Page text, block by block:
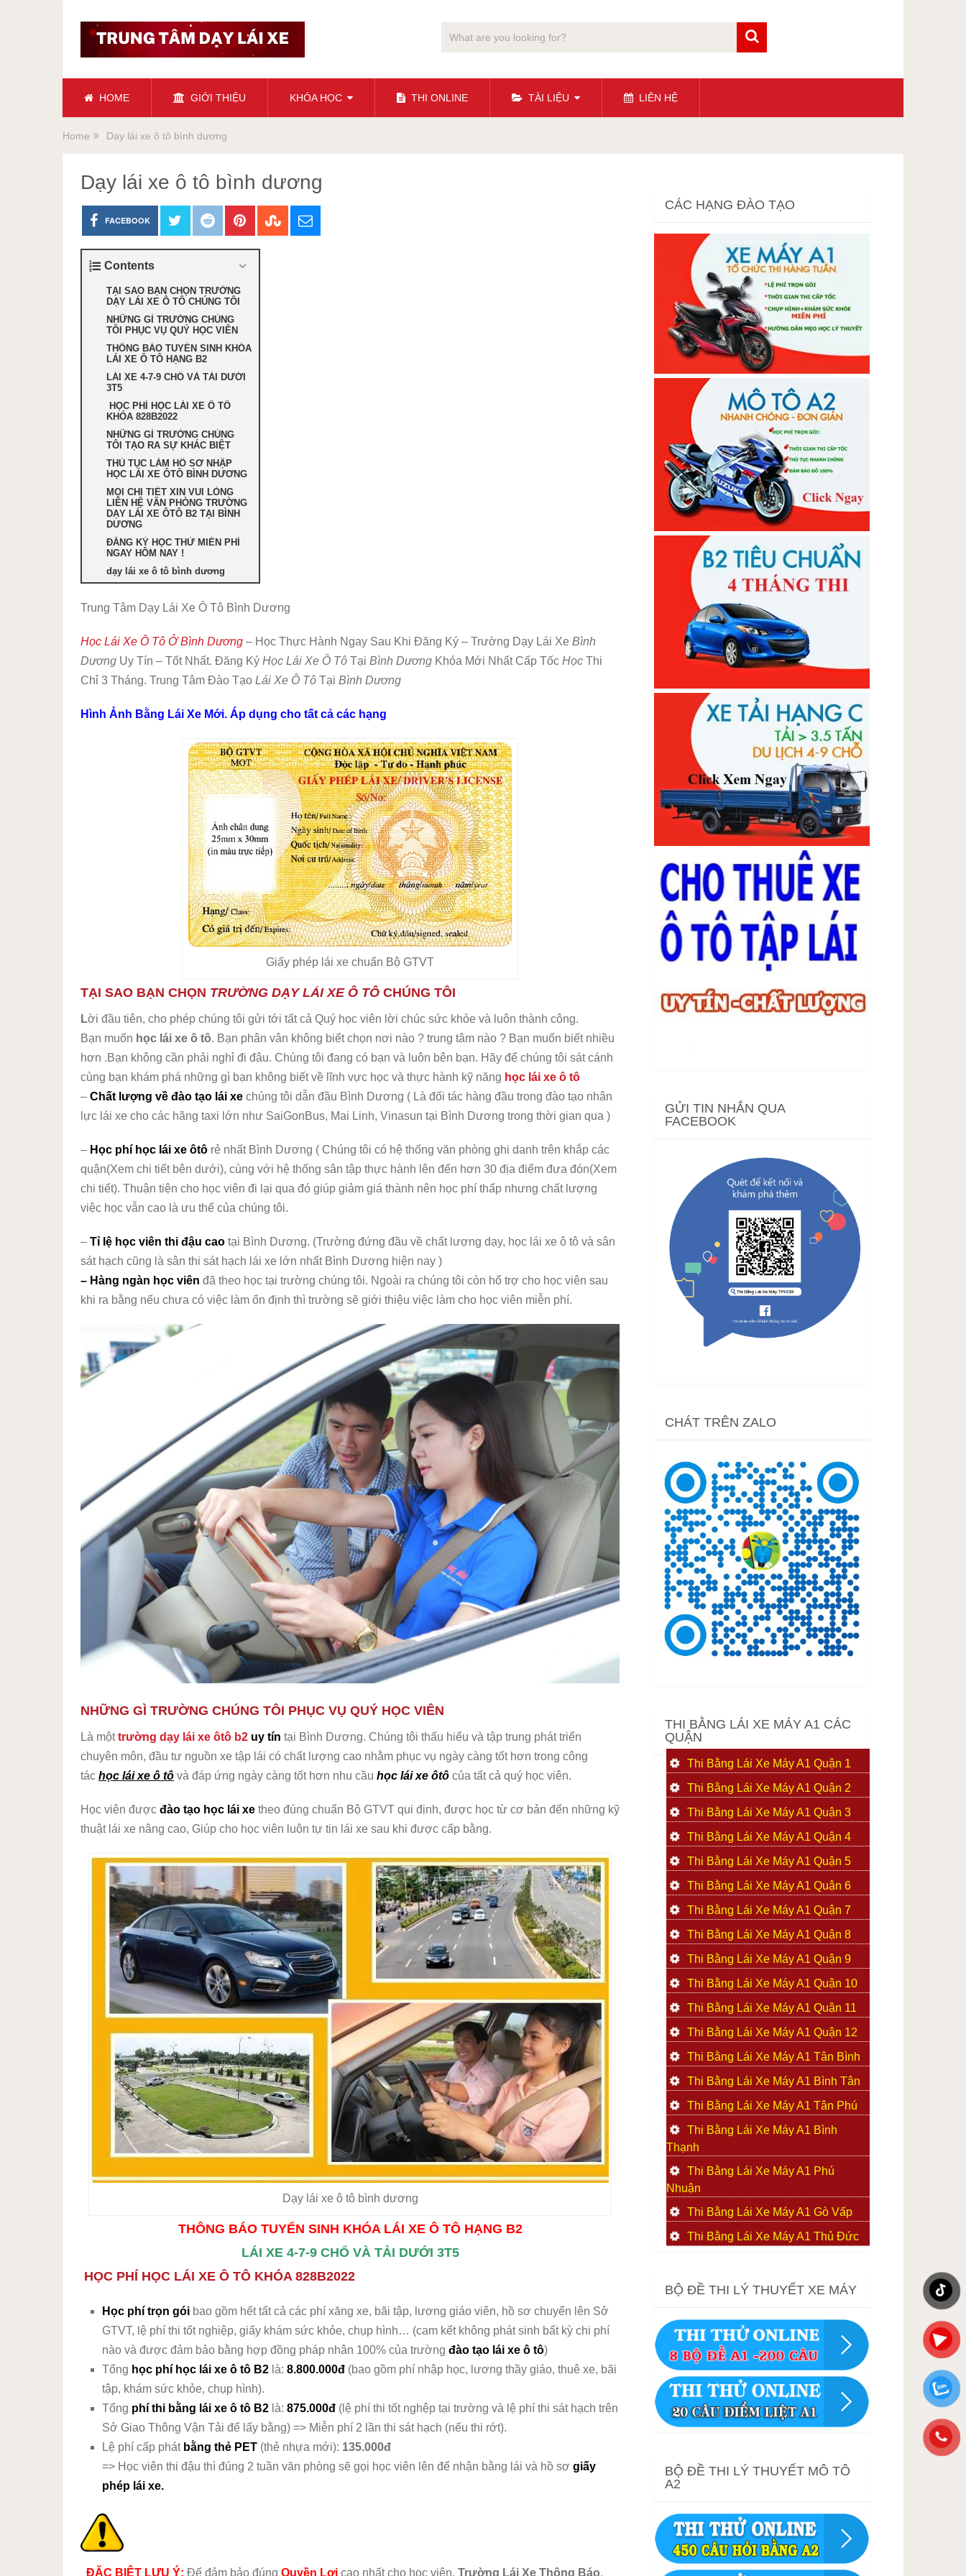
HOME GIỚI THIỆU KHÓA HỌC THI ONLINE TÀI LIỆU LIÊN HỆ
Home Dạy lái xe ô tô bình dương
Dạy lái xe ô tô bình dương
FACEBOOK
Contents
TẠI SAO BẠN CHỌN TRƯỜNG
DẠY LÁI XE Ô TÔ CHÚNG TÔI
NHỮNG GÌ TRƯỜNG CHÚNG
TÔI PHỤC VỤ QUÝ HỌC VIÊN
THÔNG BÁO TUYỂN SINH KHÓA
LÁI XE Ô TÔ HẠNG B2
LÁI XE 4-7-9 CHỔ VÀ TẢI DƯỚI
3T5
HỌC PHÍ HỌC LÁI XE Ô TÔ
KHÓA 828B2022
NHỮNG GÌ TRƯỜNG CHÚNG
TÔI TẠO RA SỰ KHÁC BIỆT
THỦ TỤC LÀM HỒ SƠ NHẬP
HỌC LÁI XE ÔTÔ BÌNH DƯƠNG
MỌI CHI TIẾT XIN VUI LÒNG
LIÊN HỆ VĂN PHÒNG TRƯỜNG
DẠY LÁI XE ÔTÔ B2 TẠI BÌNH
DƯƠNG
ĐĂNG KÝ HỌC THỬ MIỄN PHÍ
NGAY HÔM NAY !
dạy lái xe ô tô bình dương
Trung Tâm Dạy Lái Xe Ô Tô Bình Dương
Học Lái Xe Ô Tô Ở Bình Dương – Học Thực Hành Ngay Sau Khi Đăng Ký – Trường Dạy Lái Xe Bình
Dương Uy Tín – Tốt Nhất. Đăng Ký Học Lái Xe Ô Tô Tại Bình Dương Khóa Mới Nhất Cấp Tốc Học Thi
Chỉ 3 Tháng. Trung Tâm Đào Tạo Lái Xe Ô Tô Tại Bình Dương
Hình Ảnh Bằng Lái Xe Mới. Áp dụng cho tất cả các hạng
Giấy phép lái xe chuẩn Bộ GTVT
TẠI SAO BẠN CHỌN TRƯỜNG DẠY LÁI XE Ô TÔ CHÚNG TÔI
Lời đầu tiên, cho phép chúng tôi gửi tới tất cả Quý học viên lời chúc sức khỏe và luôn thành công.
Bạn muốn học lái xe ô tô. Bạn phân vân không biết chọn nơi nào ? trung tâm nào ? Bạn muốn biết nhiều
hơn .Bạn không cần phải nghỉ đi đâu. Chúng tôi đang có bạn và luôn bên bạn. Hãy để chúng tôi sát cánh
cùng bạn khám phá những gì bạn không biết về lĩnh vực học và thực hành kỹ năng học lái xe ô tô
– Chất lượng về đào tạo lái xe chúng tôi dẫn đầu Bình Dương ( Là đối tác hàng đầu trong đào tạo nhân
lực lái xe cho các hãng taxi lớn như SaiGonBus, Mai Linh, Vinasun tại Bình Dương trong thời gian qua )
– Học phí học lái xe ôtô rẻ nhất Bình Dương ( Chúng tôi có hệ thống văn phòng ghi danh trên khắp các
quận(Xem chi tiết bên dưới), cùng với hệ thống sân tập thực hành lên đến hơn 30 địa điểm đưa đón(Xem
chi tiết). Thuận tiện cho học viên đi lại qua đó giúp giảm giá thành nên học phí thấp nhưng chất lượng
việc học vẫn cao là ưu thế của chúng tôi.
– Tỉ lệ học viên thi đậu cao tại Bình Dương. (Trường đứng đầu về chất lượng dạy, học lái xe ô tô và sân
sát hạch cũng là sân thi sát hạch lái xe lớn nhất Bình Dương hiện nay )
– Hàng ngàn học viên đã theo học tại trường chúng tôi. Ngoài ra chúng tôi còn hổ trợ cho học viên sau
khi ra bằng nếu chưa có việc làm ổn định thì trường sẽ giới thiệu việc làm cho học viên miễn phí.
NHỮNG GÌ TRƯỜNG CHÚNG TÔI PHỤC VỤ QUÝ HỌC VIÊN
Là mộttrường dạy lái xe ôtô b2 uy tín tại Bình Dương. Chúng tôi thấu hiểu và tập trung phát triển
chuyên môn, đầu tư nguồn xe tập lái có chất lượng cao nhằm phục vụ ngày càng tốt hơn trong công
tác học lái xe ô tô và đáp ứng ngày càng tốt hơn nhu cầu học lái xe ôtô của tất cả quý học viên.
Học viên được đào tạo học lái xe theo đúng chuẩn Bộ GTVT qui định, được học từ cơ bản đến những kỹ
thuật lái xe nâng cao, Giúp cho học viên luôn tự tin lái xe sau khi được cấp bằng.
Dạy lái xe ô tô bình dương
THÔNG BÁO TUYỂN SINH KHÓA LÁI XE Ô TÔ HẠNG B2
LÁI XE 4-7-9 CHỔ VÀ TẢI DƯỚI 3T5
HỌC PHÍ HỌC LÁI XE Ô TÔ KHÓA 828B2022
Học phí trọn gói bao gồm hết tất cả các phí xăng xe, bãi tập, lương giáo viên, hồ sơ chuyển lên Sở
GTVT, lệ phí thi tốt nghiệp, giấy khám sức khỏe, chụp hình… (cam kết không phát sinh bất kỳ chi phí
nào và được đảm bảo bằng hợp đồng pháp nhân 100% của trườngđào tạo lái xe ô tô)
Tổng học phí học lái xe ô tô B2 là:8.800.000đ (bao gồm phí nhập học, lương thầy giáo, thuê xe, bãi
tập, khám sức khỏe, chụp hình).
Tổng phí thi bằng lái xe ô tô B2 là:875.000đ (lệ phí thi tốt nghệp tại trường và lệ phí thi sát hạch trên
Sở Giao Thông Vận Tải để lấy bằng) => Miễn phí 2 lần thi sát hạch (nếu thi rớt).
Lệ phí cấp phát bằng thẻ PET (thẻ nhựa mới): 135.000đ
=> Học viên thi đậu thì đúng 2 tuần văn phòng sẽ gọi học viên lên để nhận bằng lái và hồ sơgiấy
phép lái xe.
ĐẶC BIỆT LƯU Ý: Để đảm bảo đúng Quyền Lợi cao nhất cho học viên. Trường Lái Xe Thông Báo.
CÁC HẠNG ĐÀO TẠO
GỬI TIN NHẮN QUA
FACEBOOK
CHÁT TRÊN ZALO
THI BẰNG LÁI XE MÁY A1 CÁC
QUẬN
Thi Bằng Lái Xe Máy A1 Quận 1
Thi Bằng Lái Xe Máy A1 Quận 2
Thi Bằng Lái Xe Máy A1 Quận 3
Thi Bằng Lái Xe Máy A1 Quận 4
Thi Bằng Lái Xe Máy A1 Quận 5
Thi Bằng Lái Xe Máy A1 Quận 6
Thi Bằng Lái Xe Máy A1 Quận 7
Thi Bằng Lái Xe Máy A1 Quận 8
Thi Bằng Lái Xe Máy A1 Quận 9
Thi Bằng Lái Xe Máy A1 Quận 10
Thi Bằng Lái Xe Máy A1 Quận 11
Thi Bằng Lái Xe Máy A1 Quận 12
Thi Bằng Lái Xe Máy A1 Tân Bình
Thi Bằng Lái Xe Máy A1 Bình Tân
Thi Bằng Lái Xe Máy A1 Tân Phú
Thi Bằng Lái Xe Máy A1 Bình
Thạnh
Thi Bằng Lái Xe Máy A1 Phú
Nhuận
Thi Bằng Lái Xe Máy A1 Gò Vấp
Thi Bằng Lái Xe Máy A1 Thủ Đức
BỘ ĐỀ THI LÝ THUYẾT XE MÁY
BỘ ĐỀ THI LÝ THUYẾT MÔ TÔ
A2